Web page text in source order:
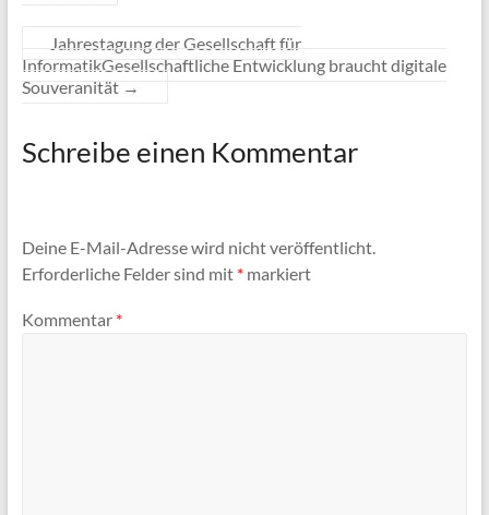
Jahrestagung der Gesellschaft für
InformatikGesellschaftliche Entwicklung braucht digitale
Souveranität →
Schreibe einen Kommentar
Deine E-Mail-Adresse wird nicht veröffentlicht.
Erforderliche Felder sind mit *markiert
Kommentar *